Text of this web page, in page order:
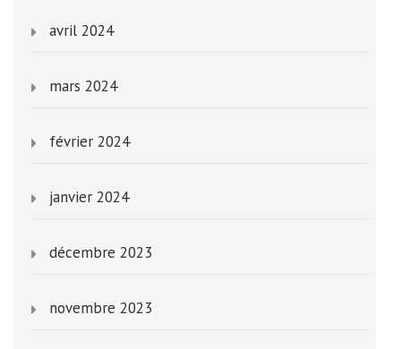
avril 2024
mars 2024
février 2024
janvier 2024
décembre 2023
novembre 2023